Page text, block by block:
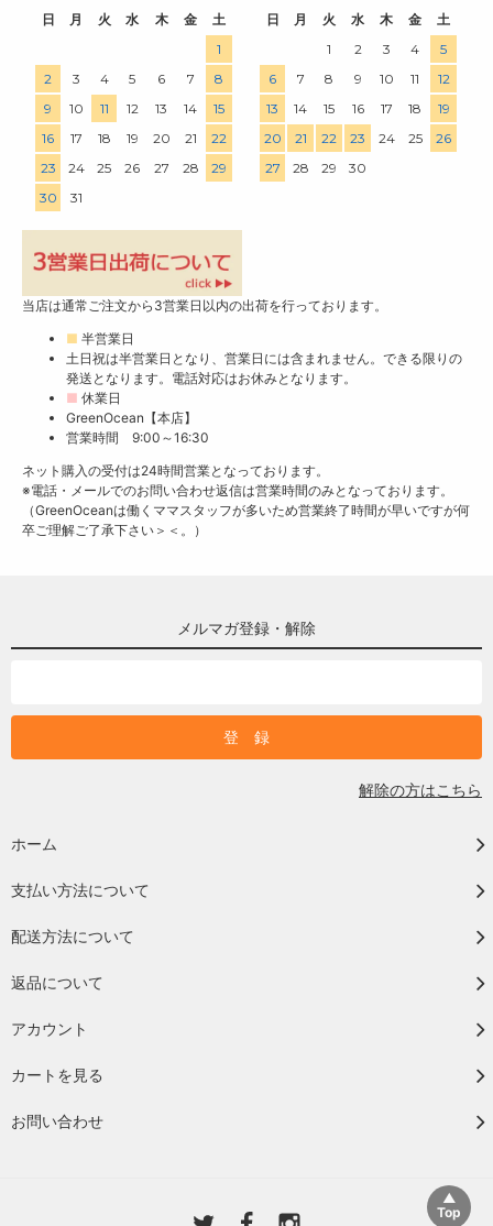
日
月 火 水 木 金
土
1
2
3 4 5 6 7
8
9
10 11 12 13 14
15
16
17 18 19 20 21
22
23
24 25 26 27 28
29
30
31
日
月 火 水 木 金
土
1
2 3 4
5
6
7 8 9 10 11
12
13
14 15 16 17 18
19
20
21 22 23 24 25
26
27
28 29 30
当店は通常ご注文から3営業日以内の出荷を行っております。
■ 半営業日
土日祝は半営業日となり、営業日には含まれません。できる限りの
発送となります。電話対応はお休みとなります。
■ 休業日
GreenOcean【本店】
営業時間 9:00～16:30
ネット購入の受付は24時間営業となっております。
※電話・メールでのお問い合わせ返信は営業時間のみとなっております。
（GreenOceanは働くママスタッフが多いため営業終了時間が早いですが何
卒ご理解ご了承下さい＞＜。）
メルマガ登録・解除
解除の方はこちら
ホーム
支払い方法について
配送方法について
返品について
アカウント
カートを見る
お問い合わせ